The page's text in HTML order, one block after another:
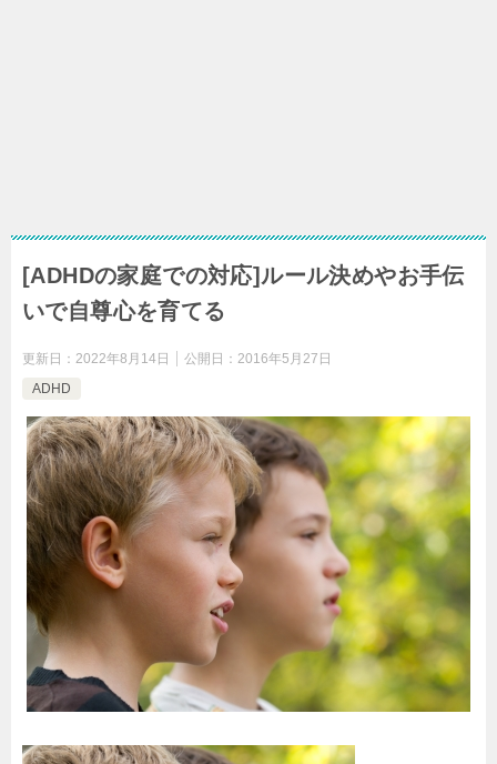
[ADHDの家庭での対応]ルール決めやお手伝
いで自尊心を育てる
更新日： 2022年8月14日 公開日： 2016年5月27日
ADHD